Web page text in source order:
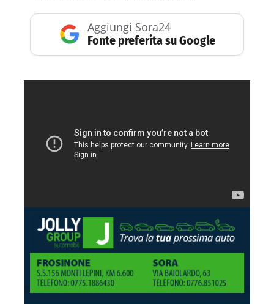
Aggiungi Sora24
Fonte preferita su Google